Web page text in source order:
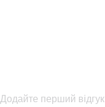
Додайте перший відгук